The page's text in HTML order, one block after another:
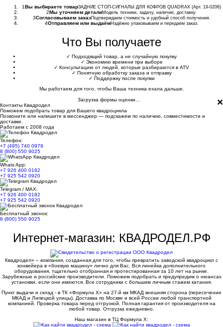
1 Вы выбираете товарЗАДНИЕ СТОП-СИГНАЛЫ ДЛЯ КОФРОВ QUADRAX (Арт. 19-0206)
2 Мы уточняем деталиМодель техники, задачу, наличие, доставку.
3Согласовываем заказПодтверждаем стоимость и удобный способ получения.
4Отправляем или выдаёмНадёжно упаковываем и передаём заказ.
Что Вы получаете
✓ Подходящий товар, а не случайную покупку
✓ Экономию времени при выборе
✓ Консультацию от людей, которые разбираются в ATV
✓ Понятную обработку заказа и отправку
✓ Поддержку после покупки
Мы работаем для того, чтобы Ваша техника ехала дальше.
×
Загрузка формы оценки...
Контакты Квадродел
Поможем подобрать товар для Вашего квадроцикла
Позвоните или напишите в мессенджер — подскажем по наличию, совместимости и
доставке.
Работаем с 2008 года
Телефон:
+7 (495) 740 0979
8 (800) 550 9025
Whats App:
+7 926 400 0182
+7 925 542 0920
Telegram / MAX:
+7 926 400 0182
+7 925 542 0920
Бесплатный звонок:
8 (800) 550 9025
Интернет-магазин: КВАДРОДЕЛ.РФ
Квадродел» – компания, созданная для того, чтобы превратить заводской квадроцикл с
конвейера в «боевую машину» лично для Вас. Вся линейка дополнительного
оборудования, тщательно отобранная и протестированная за 10 лет на рынке.
Зарубежные и российские производители. Поможем подобрать и предупредим о нюансах
установки, если они имеются. Все сотрудники с большим личным стажем катания.
Пункт выдачи и склад - в ТК «Формула X» на 27-й км МКАД внешняя сторона (пересечение
МКАД и Липецкой улицы). Доставка по Москве и всей России любой транспортной
компанией. Проверка товара перед отгрузкой. Полная гарантия от производителя на
любой товар. Отгрузка ежедневно.
Наш магазин в ТЦ Формула Х: